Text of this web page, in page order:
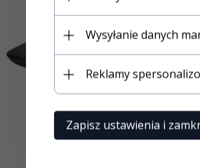
Wysyłanie danych
Reklamy
Zapisz ustawienia i